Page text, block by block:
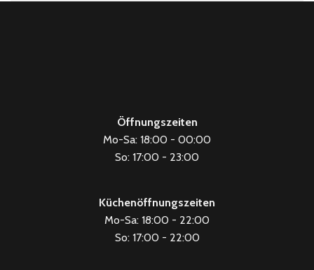
Öffnungszeiten
Mo-Sa: 18:00 - 00:00
So: 17:00 - 23:00
Küchenöffnungszeiten
Mo-Sa: 18:00 - 22:00
So: 17:00 - 22:00